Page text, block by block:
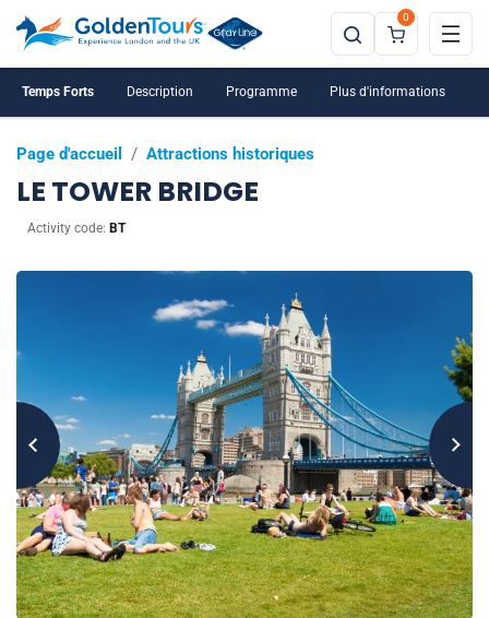
0
Page d'accueil / Attractions historiques
LE TOWER BRIDGE
Activity code: BT
Temps Forts Description Programme Plus d'informations